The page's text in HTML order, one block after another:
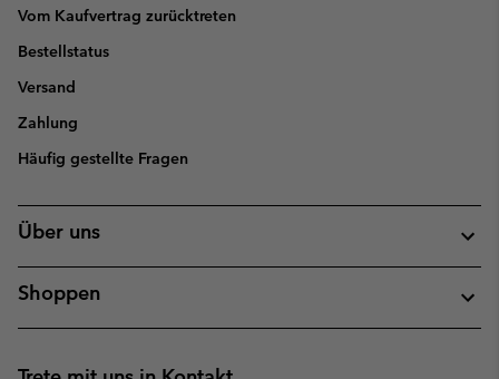
Vom Kaufvertrag zurücktreten
Bestellstatus
Versand
Zahlung
Häufig gestellte Fragen
Über uns
Shoppen